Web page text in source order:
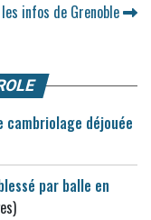
infos de Grenoble
cambriolage déjouée
par balle en